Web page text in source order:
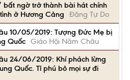
bất ngờ trở thành bài hát chính
ở Hương Cảng
Đặng Tự Do
10/05/2019: Tượng Đức Mẹ bị
Quốc Giáo Hội Năm Châu
24/06/2019: Khí phách lừng
Quốc. Tỉ phú bỏ mọi sự đi